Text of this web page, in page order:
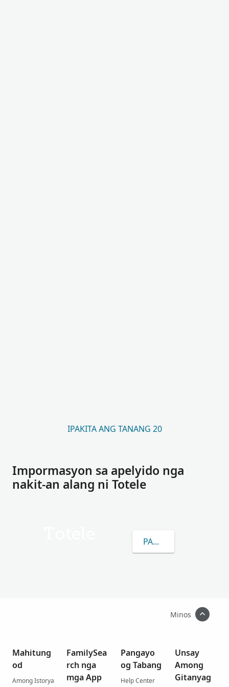
IPAKITA ANG TANANG 20
Impormasyon sa apelyido nga
nakit-an alang ni Totele
PAGKAT-ON OG
Minos
Mahitung
od
Among Istorya
FamilySea
rch nga
mga App
Pangayo
og Tabang
Help Center
Unsay
Among
Gitanyag